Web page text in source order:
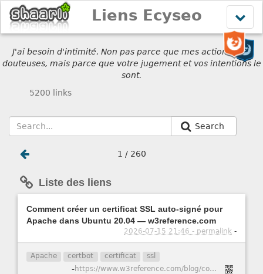
le
menu
Liens Ecyseo
J'ai besoin d'intimité. Non pas parce que mes actions sont
douteuses, mais parce que votre jugement et vos intentions le
sont.
5200 links
Search
1 / 260
Liste des liens
Comment créer un certificat SSL auto-signé pour
Apache dans Ubuntu 20.04 — w3reference.com
2026-07-15 21:46 - permalink -
Apache certbot certificat ssl
- https://www.w3reference.com/blog/comment-cr-er-un-certificat-ssl-auto-sign-pour-apache-dans-ubuntu-20-04/